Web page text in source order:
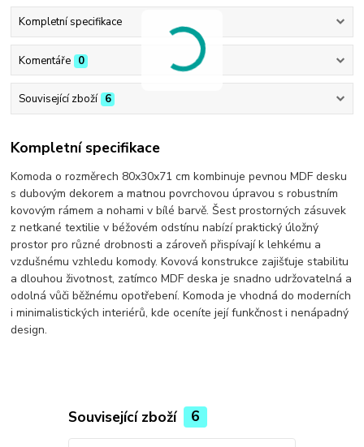
Kompletní specifikace
Komentáře 0
Související zboží 6
Kompletní specifikace
Komoda o rozměrech 80x30x71 cm kombinuje pevnou MDF desku
s dubovým dekorem a matnou povrchovou úpravou s robustním
kovovým rámem a nohami v bílé barvě. Šest prostorných zásuvek
z netkané textilie v béžovém odstínu nabízí praktický úložný
prostor pro různé drobnosti a zároveň přispívají k lehkému a
vzdušnému vzhledu komody. Kovová konstrukce zajišťuje stabilitu
a dlouhou životnost, zatímco MDF deska je snadno udržovatelná a
odolná vůči běžnému opotřebení. Komoda je vhodná do moderních
i minimalistických interiérů, kde oceníte její funkčnost i nenápadný
design.
Související zboží 6